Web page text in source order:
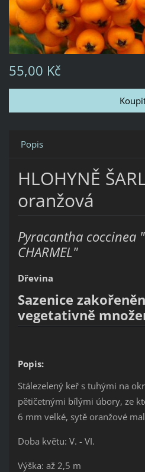
55,00 Kč
Popis
HLOHYNĚ
oranžová
Pyracantha coccinea
CHARMEL"
Dřevina
Sazenice
vegetativně
Popis:
Stálezelený keř s tuhými na
pětičetnými bílými úbory, ze
6 mm velké, sytě oranžové
Doba květu: V. - VI.
Výška: až 2,5 m